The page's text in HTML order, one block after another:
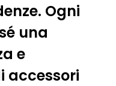
Ogni
una
e
accessori